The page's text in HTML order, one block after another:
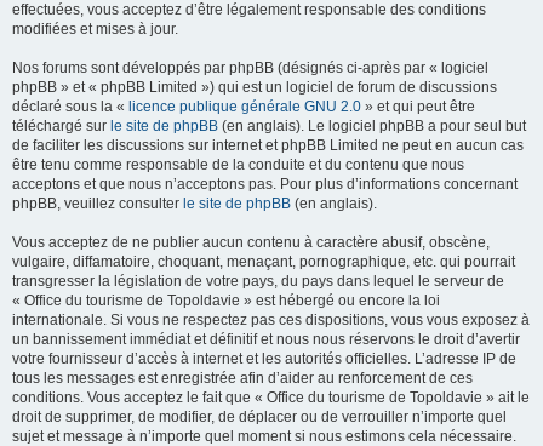
effectuées, vous acceptez d’être légalement responsable des conditions
modifiées et mises à jour.
Nos forums sont développés par phpBB (désignés ci-après par « logiciel
phpBB » et « phpBB Limited ») qui est un logiciel de forum de discussions
déclaré sous la « licence publique générale GNU 2.0 » et qui peut être
téléchargé sur le site de phpBB (en anglais). Le logiciel phpBB a pour seul but
de faciliter les discussions sur internet et phpBB Limited ne peut en aucun cas
être tenu comme responsable de la conduite et du contenu que nous
acceptons et que nous n’acceptons pas. Pour plus d’informations concernant
phpBB, veuillez consulter le site de phpBB (en anglais).
Vous acceptez de ne publier aucun contenu à caractère abusif, obscène,
vulgaire, diffamatoire, choquant, menaçant, pornographique, etc. qui pourrait
transgresser la législation de votre pays, du pays dans lequel le serveur de
« Office du tourisme de Topoldavie » est hébergé ou encore la loi
internationale. Si vous ne respectez pas ces dispositions, vous vous exposez à
un bannissement immédiat et définitif et nous nous réservons le droit d’avertir
votre fournisseur d’accès à internet et les autorités officielles. L’adresse IP de
tous les messages est enregistrée afin d’aider au renforcement de ces
conditions. Vous acceptez le fait que « Office du tourisme de Topoldavie » ait le
droit de supprimer, de modifier, de déplacer ou de verrouiller n’importe quel
sujet et message à n’importe quel moment si nous estimons cela nécessaire.